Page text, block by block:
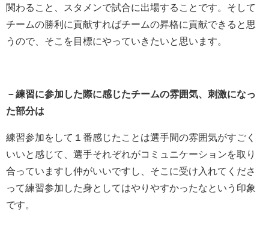
関わること、スタメンで試合に出場することです。そして
チームの勝利に貢献すればチームの昇格に貢献できると思
うので、そこを目標にやっていきたいと思います。
－練習に参加した際に感じたチームの雰囲気、刺激になっ
た部分は
練習参加をして１番感じたことは選手間の雰囲気がすごく
いいと感じて、選手それぞれがコミュニケーションを取り
合っていますし仲がいいですし、そこに受け入れてくださ
って練習参加した身としてはやりやすかったなという印象
です。